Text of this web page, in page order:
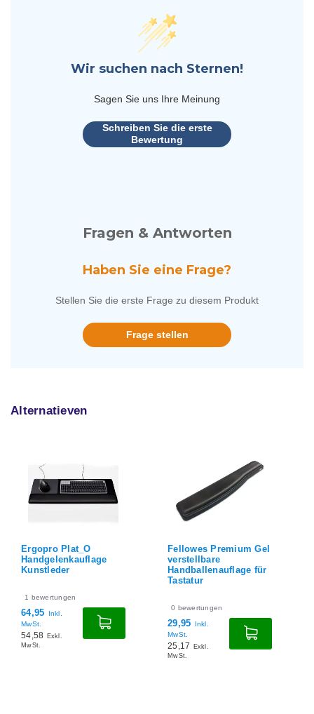
Wir suchen nach Sternen!
Sagen Sie uns Ihre Meinung
Schreiben Sie die erste
Bewertung
Fragen & Antworten
Haben Sie eine Frage?
Stellen Sie die erste Frage zu diesem Produkt
Frage stellen
Alternatieven
Ergopro Plat_O
Handgelenkauflage
Kunstleder
1 bewertungen
64,95
Inkl.
MwSt.
54,58 Exkl.
MwSt.
Fellowes Premium Gel
verstellbare
Handballenauflage für
Tastatur
0 bewertungen
29,95
Inkl.
MwSt.
25,17
Exkl.
MwSt.